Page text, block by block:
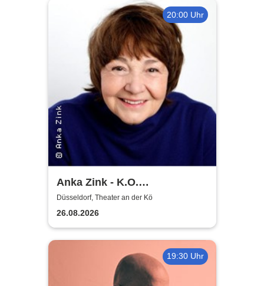
20:00 Uhr
Anka Zink - K.O.
Komplimente
Düsseldorf, Theater an der Kö
26.08.2026
19:30 Uhr